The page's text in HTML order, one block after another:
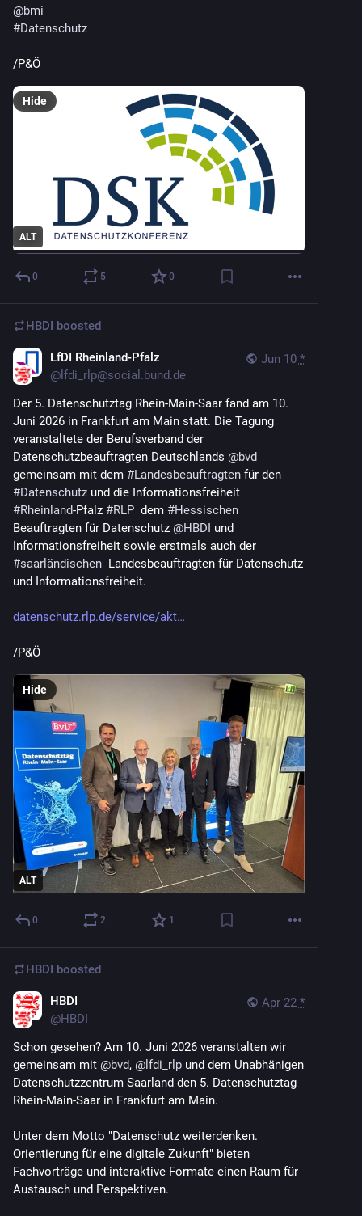
@bmi
#Datenschutz
/P&Ö
ALT
Hide
0 5 0
HBDI boosted
Jun 10 *
LfDI Rheinland-Pfalz
@ lfdi_rlp@social.bund.de
Der 5. Datenschutztag Rhein-Main-Saar fand am 10.
Juni 2026 in Frankfurt am Main statt. Die Tagung
veranstaltete der Berufsverband der
Datenschutzbeauftragten Deutschlands @bvd
gemeinsam mit dem #Landesbeauftragten
#Datenschutz
#Rheinland-Pfalz #RLP
  dem
#Hessischen
Beauftragten für Datenschutz @HBDI und
#saarländischen
  Landesbeauftragten für Datenschutz
und Informationsfreiheit.
datenschutz.rlp.de/service/akt
/P&Ö
ALT
Hide
0 2 1
HBDI boosted
Apr 22 *
HBDI
@HBDI
Schon gesehen? Am 10. Juni 2026 veranstalten wir
gemeinsam mit @bvd, @ lfdi_rlp und dem Unabhänigen
Datenschutzzentrum Saarland den 5. Datenschutztag
Rhein-Main-Saar in Frankfurt am Main.
Unter dem Motto "Datenschutz weiterdenken.
Orientierung für eine digitale Zukunft" bieten
Fachvorträge und interaktive Formate einen Raum für
Austausch und Perspektiven.